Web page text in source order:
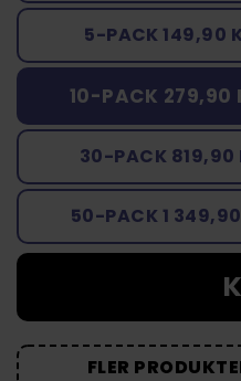
5-PACK 149,90
10-PACK 279,90
30-PACK 819,90
50-PACK 1
FLER